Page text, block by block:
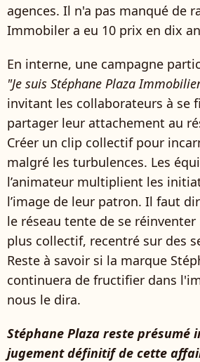
agences. Il n'a pas manqué de
Immobiler a eu 10 prix en dix
En interne, une campagne
"Je suis Stéphane Plaza
invitant les collaborateurs à se
partager leur attachement au
Créer un clip collectif pour
malgré les turbulences. Les
l’animateur multiplient les
l’image de leur patron. Il faut
le réseau tente de se
plus collectif, recentré sur des
Reste à savoir si la marque
continuera de fructifier dans
nous le dira.
Stéphane Plaza reste présumé
jugement définitif de cette